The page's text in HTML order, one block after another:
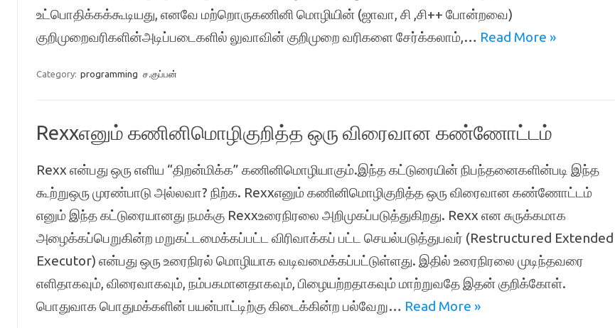
உட்பொதிக்கக்கூடியது, எனவே மற்றொருகணினி மொழியின் (ஜாவா, சி ,சி++ போன்றவை)
குறிமுறைவரிகளின்அடிப்படைகளில் லுவாவின் குறிமுறை வரிகளை சேர்க்கலாம்,… Read More »
Category: programming ச.குப்பன்
Rexxஎனும் கணினிமொழிகுறித்த ஒரு விரைவான கண்ணோட்டம்
Rexx என்பது ஒரு எளிய “திறன்மிக்க” கணினிமொழியாகும்.இந்த கட்டுரையின் நிபந்தனைகளின்படி இந்த
கூற்றுஒரு முரண்பாடு அல்லவா? நிற்க. Rexxஎனும் கணினிமொழிகுறித்த ஒரு விரைவான கண்ணோட்டம்
எனும் இந்த கட்டுரையானது நமக்கு Rexxஉரைநிரலை அறிமுகப்படுத்துகிறது. Rexx என சுருக்கமாக
அழைக்கப்பெறுகின்ற மறுகட்டமைக்கப்பட்ட விரிவாக்கப் பட்ட செயல்படுத்துபவர் (Restructured Extended
Executor) என்பது ஒரு உரைநிரல் மொழியாக வடிவமைக்கப்பட்டுள்ளது. இதில் உரைநிரலை முடிந்தவரை
எளிதாகவும், விரைவாகவும், நம்பகமானதாகவும், பிழையற்றதாகவும் மாற்றுவதே இதன் குறிக்கோள்.
பொதுவாக பொதுமக்களின் பயன்பாட்டிற்கு கிடைக்கின்ற பல்வேறு… Read More »